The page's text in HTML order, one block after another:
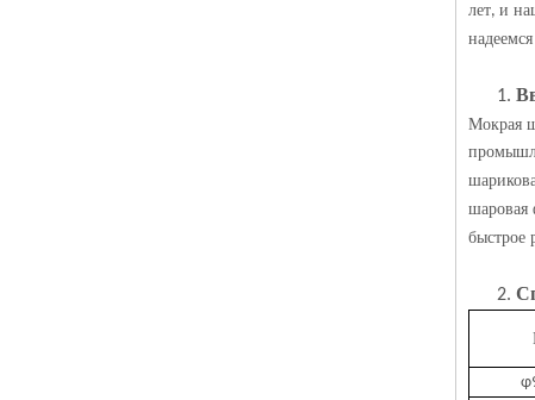
лет, и
1.
Мокрая
шаровая
быстрое
2.